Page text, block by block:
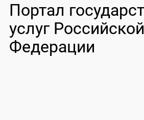
Портал
услуг Российской
Федерации